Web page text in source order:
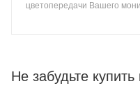
цветопередачи Вашего
Не забудьте купить